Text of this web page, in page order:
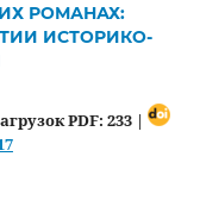
РОМАНАХ:
ИСТОРИКО-
PDF: 233 |